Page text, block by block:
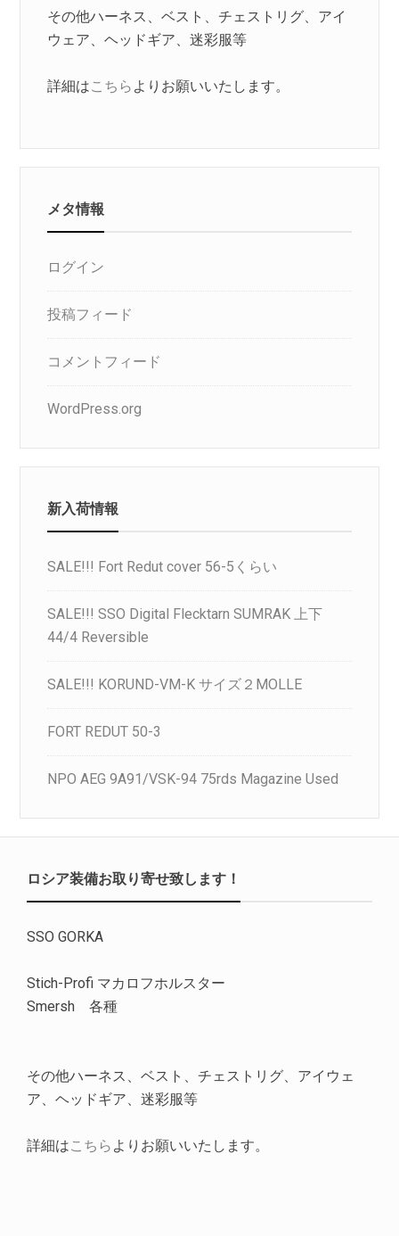
その他ハーネス、ベスト、チェストリグ、アイ
ウェア、ヘッドギア、迷彩服等
詳細はこちら よりお願いいたします。
メタ情報
ログイン
投稿フィード
コメントフィード
WordPress.org
新入荷情報
SALE!!! Fort Redut cover 56-5くらい
SALE!!! SSO Digital Flecktarn SUMRAK 上下
44/4 Reversible
SALE!!! KORUND-VM-K サイズ２MOLLE
FORT REDUT 50-3
NPO AEG 9A91/VSK-94 75rds Magazine Used
ロシア装備お取り寄せ致します！
SSO GORKA
Stich-Profi マカロフホルスター
Smersh 各種
その他ハーネス、ベスト、チェストリグ、アイウェ
ア、ヘッドギア、迷彩服等
詳細はこちら よりお願いいたします。